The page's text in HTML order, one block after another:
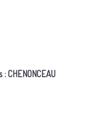
CHENONCEAU